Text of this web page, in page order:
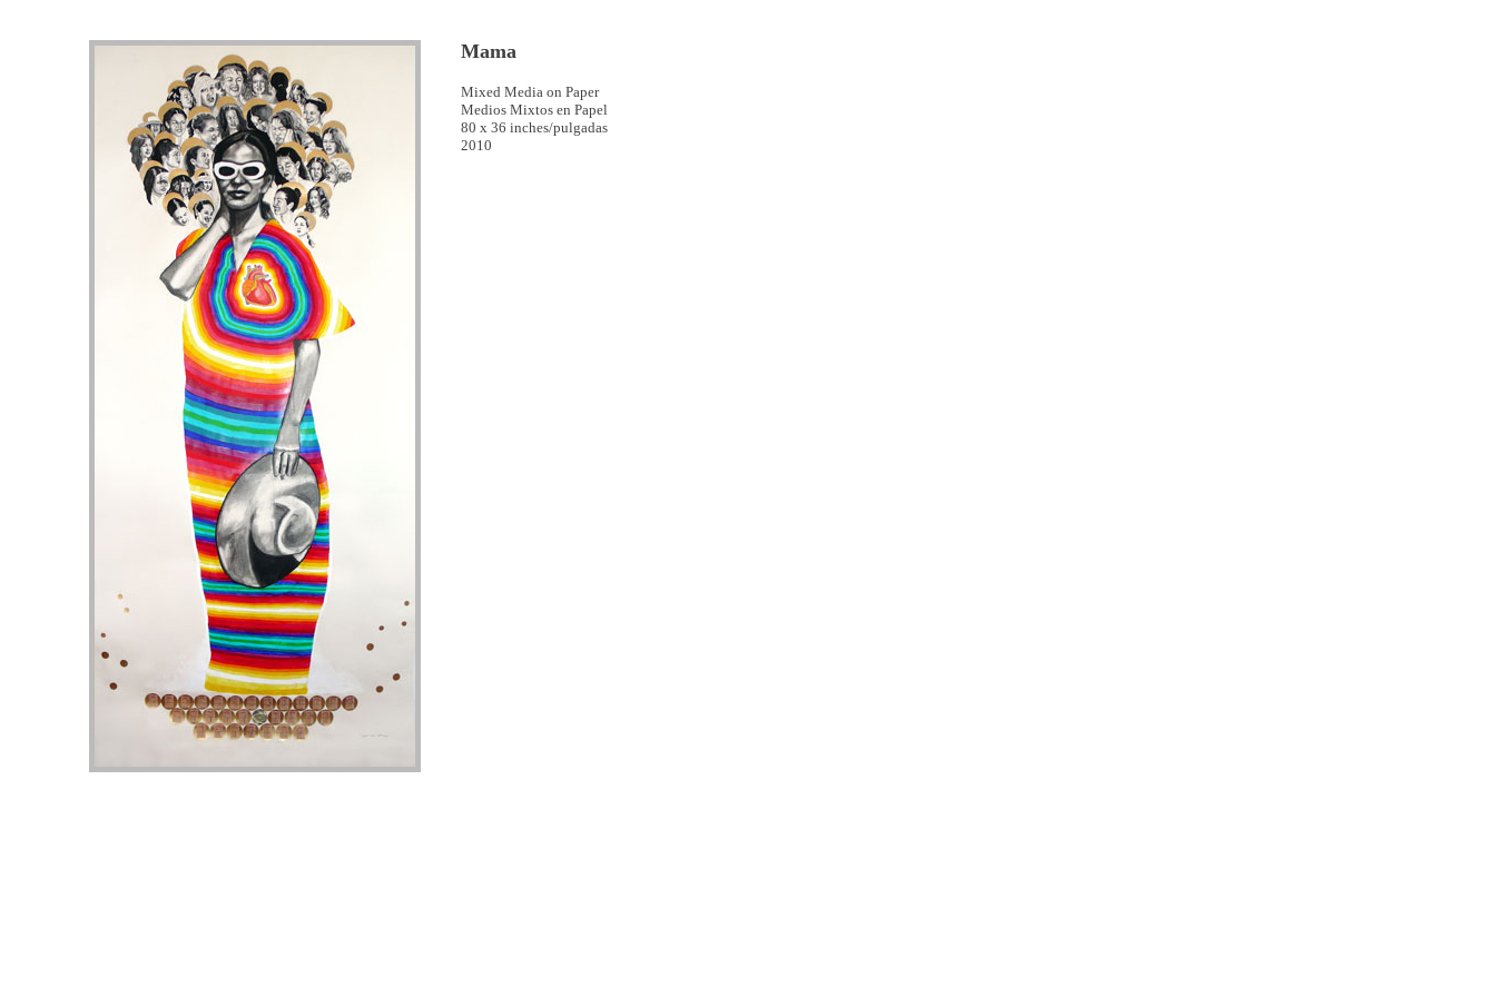
Mama
Mixed Media on Paper
Medios Mixtos en Papel
80 x 36 inches/pulgadas
2010